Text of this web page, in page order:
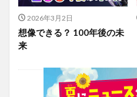
2026年3月2日
想像できる？ 100年後の未
来